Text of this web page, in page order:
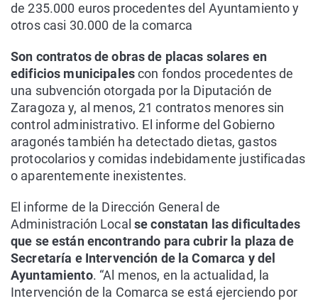
de 235.000 euros procedentes del Ayuntamiento y
otros casi 30.000 de la comarca
Son contratos de obras de placas solares en
edificios municipalescon fondos procedentes de
una subvención otorgada por la Diputación de
Zaragoza y, al menos, 21 contratos menores sin
control administrativo. El informe del Gobierno
aragonés también ha detectado dietas, gastos
protocolarios y comidas indebidamente justificadas
o aparentemente inexistentes.
El informe de la Dirección General de
Administración Local se constatan las dificultades
que se están encontrando para cubrir la plaza de
Secretaría e Intervención de la Comarca y del
Ayuntamiento. “Al menos, en la actualidad, la
Intervención de la Comarca se está ejerciendo por